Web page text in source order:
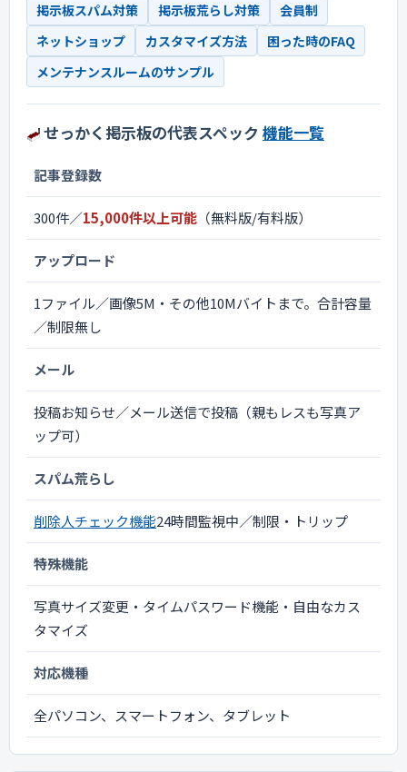
掲示板スパム対策
掲示板荒らし対策
会員制
ネットショップ
カスタマイズ方法
困った時のFAQ
メンテナンスルームのサンプル
せっかく掲示板の代表スペック 機能一覧
記事登録数
300件／15,000件以上可能 （無料版/有料版）
アップロード
1ファイル／画像5M・その他10Mバイトまで。合計容量
／制限無し
メール
投稿お知らせ／メール送信で投稿（親もレスも写真ア
ップ可）
スパム荒らし
削除人チェック機能24時間監視中／制限・トリップ
特殊機能
写真サイズ変更・タイムパスワード機能・自由なカス
タマイズ
対応機種
全パソコン、スマートフォン、タブレット